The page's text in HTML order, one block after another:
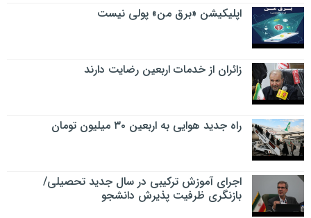
اپلیکیشن «برق من» پولی نیست
زائران از خدمات اربعین رضایت دارند
راه جدید هوایی به اربعین ۳۰ میلیون تومان
اجرای آموزش ترکیبی در سال جدید تحصیلی/
بازنگری ظرفیت پذیرش دانشجو